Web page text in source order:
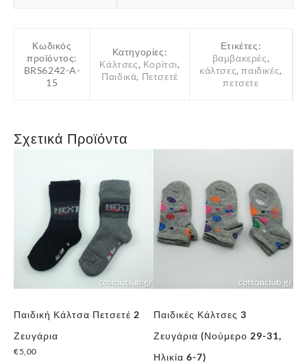
ποσότητα
Κωδικός
προϊόντος:
BRS6242-A-
15
Κατηγορίες:
Κάλτσες, Κορίτσι,
Παιδικά, Πετσετέ
Ετικέτες:
βαμβακερές,
κάλτσες,παιδικές,
πετσετε
Σχετικά Προϊόντα
Παιδική Κάλτσα Πετσετέ 2
Ζευγάρια
€5,00
Παιδικές Κάλτσες 3
Ζευγάρια (Νούμερο 29-31,
Ηλικία 6-7)